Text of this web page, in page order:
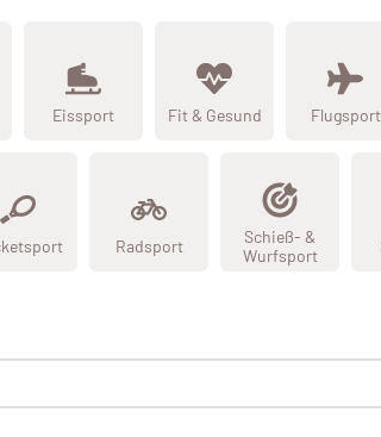
Eissport Fit & Gesund Flugsport
Radsport
Schieß- &
Wurfsport